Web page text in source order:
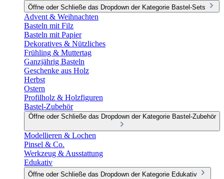
Öffne oder Schließe das Dropdown der Kategorie Bastel-Sets
Advent & Weihnachten
Basteln mit Filz
Basteln mit Papier
Dekoratives & Nützliches
Frühling & Muttertag
Ganzjährig Basteln
Geschenke aus Holz
Herbst
Ostern
Profilholz & Holzfiguren
Bastel-Zubehör
Öffne oder Schließe das Dropdown der Kategorie Bastel-Zubehör
Modellieren & Lochen
Pinsel & Co.
Werkzeug & Ausstattung
Edukativ
Öffne oder Schließe das Dropdown der Kategorie Edukativ